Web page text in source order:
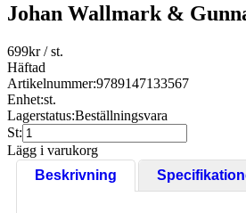
Johan Wallmark &
699kr/ st.
Häftad
Artikelnummer:9789147133567
Enhet:st.
Lagerstatus:Beställningsvara
St:
Lägg i varukorg
Beskrivning